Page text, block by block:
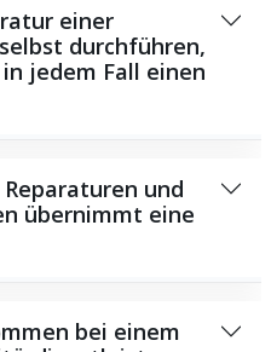
vor Ort sein. Das
Auftragslage zu
von der
Entfernung zu Ihnen.
durchführen,
Sie eigenständig
Beispiel das
aus
oder speziellem
und
übernimmt eine
und
bei einem